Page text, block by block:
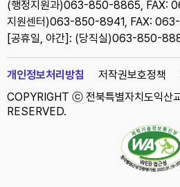
(행정지원과)063-850-8865, FAX:
지원센터)063-850-8941, FAX:
[공휴일, 야간]: (당직실)063-850-
개인정보처리방침 저작권보호정책
COPYRIGHT ⓒ 전북특별자치도익산
RESERVED.